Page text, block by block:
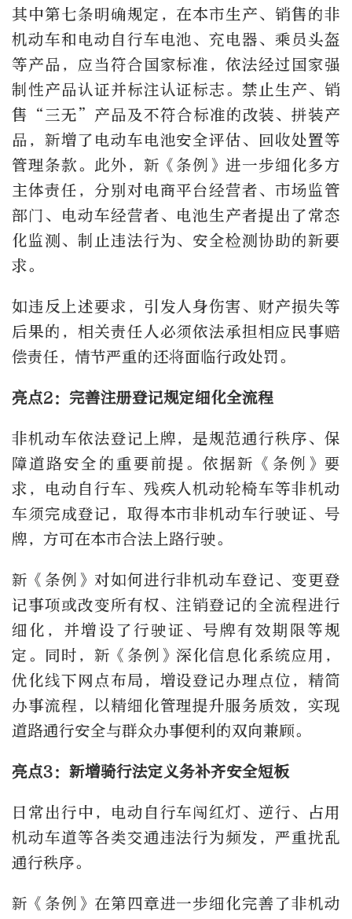
其中第七条明确规定，在本市生产、销售的非
机动车和电动自行车电池、充电器、乘员头盔
等产品，应当符合国家标准，依法经过国家强
制性产品认证并标注认证标志。禁止生产、销
售“三无”产品及不符合标准的改装、拼装产
品，新增了电动车电池安全评估、回收处置等
管理条款。此外，新《条例》进一步细化多方
主体责任，分别对电商平台经营者、市场监管
部门、电动车经营者、电池生产者提出了常态
化监测、制止违法行为、安全检测协助的新要
求。
如违反上述要求，引发人身伤害、财产损失等
后果的，相关责任人必须依法承担相应民事赔
偿责任，情节严重的还将面临行政处罚。
亮点2：完善注册登记规定细化全流程
非机动车依法登记上牌，是规范通行秩序、保
障道路安全的重要前提。依据新《条例》要
求，电动自行车、残疾人机动轮椅车等非机动
车须完成登记，取得本市非机动车行驶证、号
牌，方可在本市合法上路行驶。
新《条例》对如何进行非机动车登记、变更登
记事项或改变所有权、注销登记的全流程进行
细化，并增设了行驶证、号牌有效期限等规
定。同时，新《条例》深化信息化系统应用，
优化线下网点布局，增设登记办理点位，精简
办事流程，以精细化管理提升服务质效，实现
道路通行安全与群众办事便利的双向兼顾。
亮点3：新增骑行法定义务补齐安全短板
日常出行中，电动自行车闯红灯、逆行、占用
机动车道等各类交通违法行为频发，严重扰乱
通行秩序。
新《条例》在第四章进一步细化完善了非机动